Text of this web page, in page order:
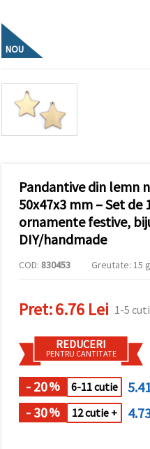
dumneavoastră,
pentru a
analiza
traficul și a
afișa
conținut și
reclame
mai
relevante,
inclusiv cu
ajutorul
marketing.
Puteți fi de
acord să
utilizați
toate
cookie -
clic pe
"acceptati
să vă
indicați
selectând
un tip de
cookie -uri
dat și
făcând clic
pe butonul
"Salvați"
NOU
Pandantive din lemn
50x47x3 mm – Set de
ornamente festive,
DIY/handmade
COD: 830453 Greutate: 15
Pret:6.76 Lei 1-5
REDUCERI
PENTRU CANTITATE
- 20% 6-11 cutie
- 30% 12 cutie +